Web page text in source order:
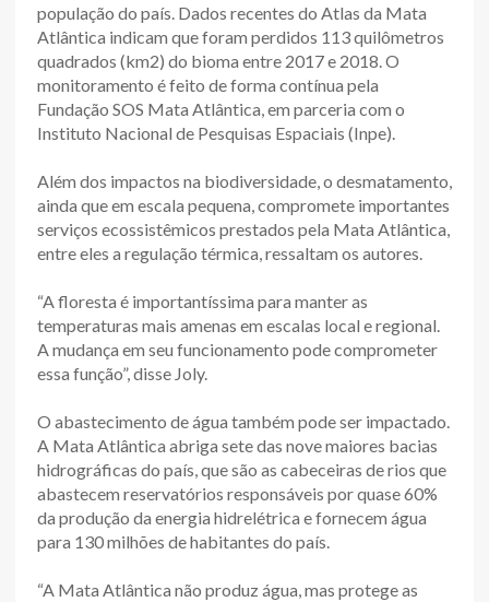
população do país. Dados recentes do Atlas da Mata
Atlântica indicam que foram perdidos 113 quilômetros
quadrados (km2) do bioma entre 2017 e 2018. O
monitoramento é feito de forma contínua pela
Fundação SOS Mata Atlântica, em parceria com o
Instituto Nacional de Pesquisas Espaciais (Inpe).
Além dos impactos na biodiversidade, o desmatamento,
ainda que em escala pequena, compromete importantes
serviços ecossistêmicos prestados pela Mata Atlântica,
entre eles a regulação térmica, ressaltam os autores.
“A floresta é importantíssima para manter as
temperaturas mais amenas em escalas local e regional.
A mudança em seu funcionamento pode comprometer
essa função”, disse Joly.
O abastecimento de água também pode ser impactado.
A Mata Atlântica abriga sete das nove maiores bacias
hidrográficas do país, que são as cabeceiras de rios que
abastecem reservatórios responsáveis por quase 60%
da produção da energia hidrelétrica e fornecem água
para 130 milhões de habitantes do país.
“A Mata Atlântica não produz água, mas protege as